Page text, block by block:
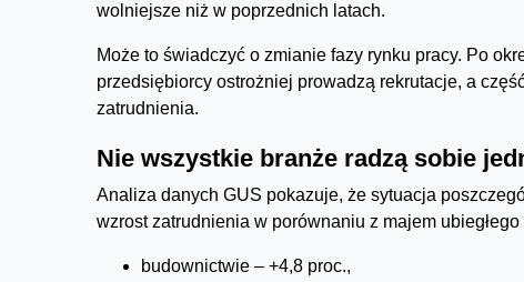
wolniejsze niż w poprzednich latach.
Może to świadczyć o zmianie fazy rynku pracy. Po
przedsiębiorcy ostrożniej prowadzą rekrutacje, a
zatrudnienia.
Nie wszystkie branże radzą sobie
Analiza danych GUS pokazuje, że sytuacja
wzrost zatrudnienia w porównaniu z majem
budownictwie – +4,8 proc.,